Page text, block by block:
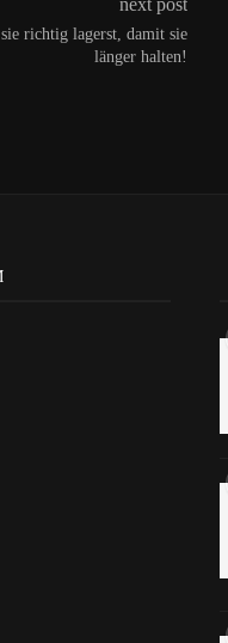
next post
richtig lagerst, damit sie
länger halten!